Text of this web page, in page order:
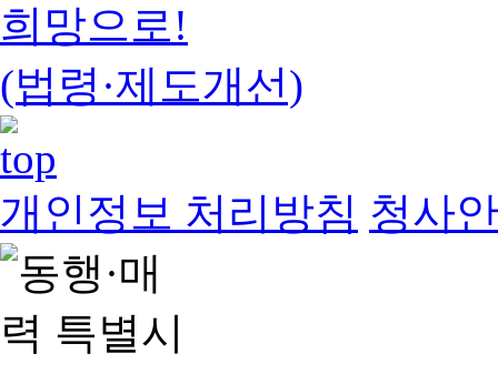
희망으로!
(법령·제도개선)
개인정보 처리방침 청사